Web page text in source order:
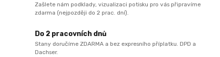
Zašlete nám podklady, vizualizaci potisku pro vás připravíme
zdarma (nejpozději do 2 prac. dní).
Do 2 pracovních dnů
Stany doručíme ZDARMA a bez expresního příplatku. DPD a
Dachser.